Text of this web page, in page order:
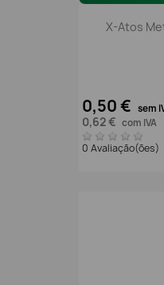
X-Atos
0,50 € sem
0,62 € com IVA
0 Avaliação(ões)